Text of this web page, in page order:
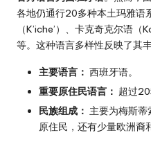
各地仍通行20多种本土玛雅语
（K’iche’）、卡克奇克尔语（
等。这种语言多样性反映了其
主要语言： 西班牙语。
重要原住民语言： 超过20
民族组成： 主要为梅斯
原住民，还有少量欧洲裔